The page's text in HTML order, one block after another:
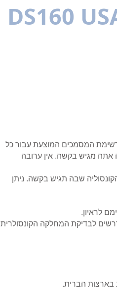
DS160
המסמכים המוצעת עבור כל
אתה מגיש בקשה. אין ערובה
שבה תגיש בקשה. ניתן
לבדיקת המחלקה הקונסולרית
בארצות הברית.